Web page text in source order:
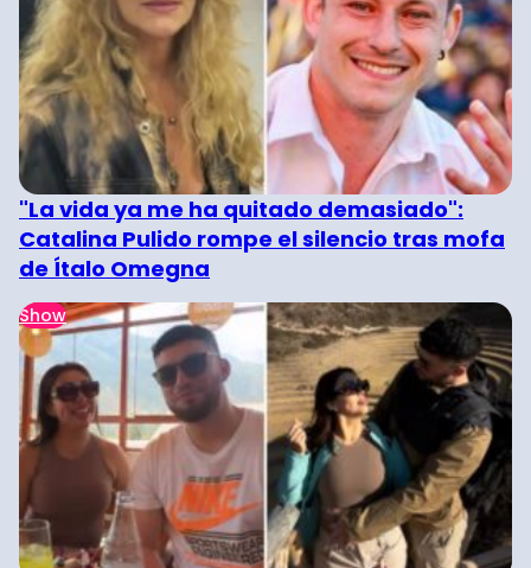
"La vida ya me ha quitado demasiado":
Catalina Pulido rompe el silencio tras mofa
de Ítalo Omegna
Show